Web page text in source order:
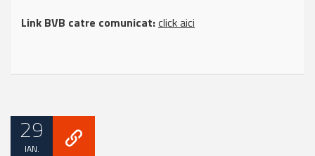
Link BVB catre comunicat:click aici
29
IAN.